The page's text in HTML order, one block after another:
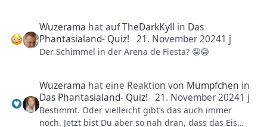
Wuzerama hat aufTheDarkKyll in Das
Phantasialand- Quiz!
21. November 20241 j
Der Schimmel in der Arena de Fiesta? 🤪😂
Wuzerama hat eine Reaktion von Mümpfchen in
Das Phantasialand- Quiz!
21. November 20241 j
Bestimmt. Oder vielleicht gibt’s das auch immer
noch. Jetzt bist Du aber so nah dran, dass das Eis